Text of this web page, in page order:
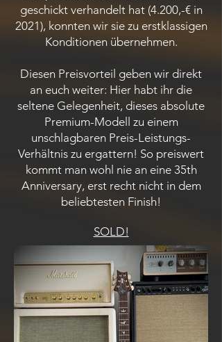
geschickt verhandelt hat (4.200,-€ in
2021), konnten wir sie zu erstklassigen
Konditionen übernehmen.
Diesen Preisvorteil geben wir direkt
an euch weiter: Hier habt ihr die
seltene Gelegenheit, dieses absolute
Premium-Modell zu einem
unschlagbaren Preis-Leistungs-
Verhältnis zu ergattern! So preiswert
kommt man wohl nie an eine 35th
Anniversary, erst recht nicht in dem
beliebtesten Finish!
SOLD!